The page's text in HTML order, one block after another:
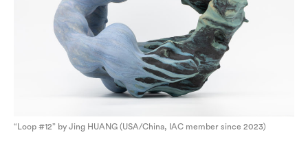
“Loop #12” by Jing HUANG (USA/China, IAC member since 2023)